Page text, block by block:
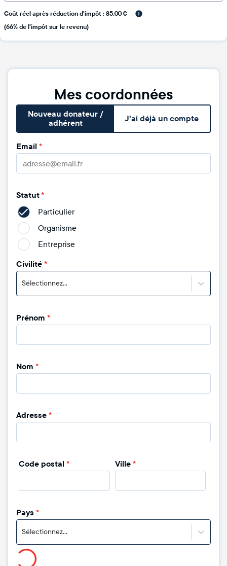
Coût réel après réduction d'impôt : 85.00 €
(66% de l'impôt sur le revenu)
Mes coordonnées
Nouveau donateur /
adhérent
J'ai déjà un compte
Email *
Statut*
Particulier
Organisme
Entreprise
Civilité*
Sélectionnez...
Prénom *
Nom *
Adresse*
Code postal * Ville *
Pays *
Sélectionnez...